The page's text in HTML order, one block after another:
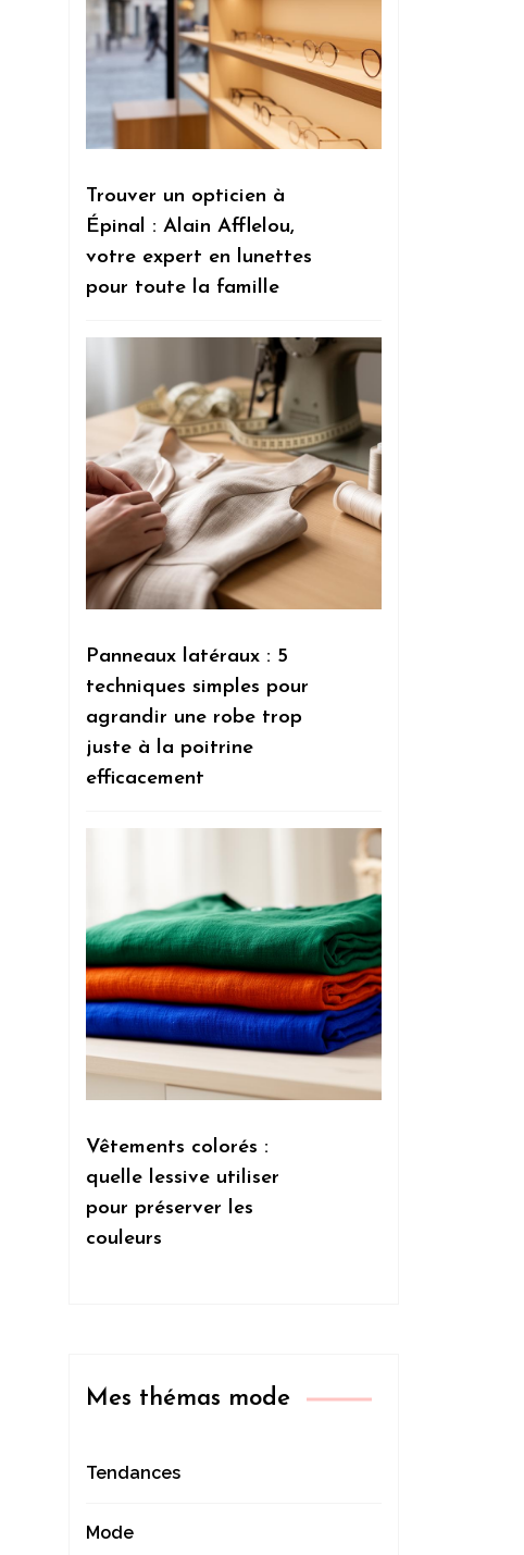
Trouver un opticien à
Épinal : Alain Afflelou,
votre expert en lunettes
pour toute la famille
Panneaux latéraux : 5
techniques simples pour
agrandir une robe trop
juste à la poitrine
efficacement
Vêtements colorés :
quelle lessive utiliser
pour préserver les
couleurs
Mes thémas mode
Tendances
Mode